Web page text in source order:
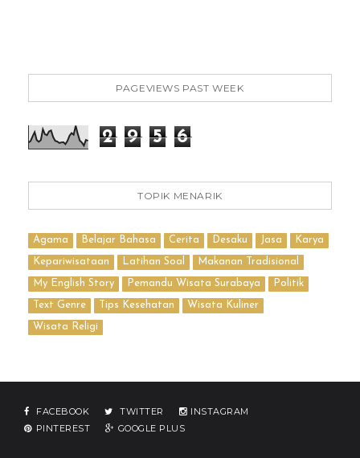
PAGEVIEWS PAST WEEK
2 9 5 6
TOPIK MENARIK
Agama Belajar Bahasa Cerita Desaku Jasa Karya
Kepariwisataan Latihan Soal Makanan Tradisional
My English Story Pemandu Wisata Surabaya Politik
Text Genre Tips Kesehatan Wisata Kuliner
Wisata Religi
FACEBOOK TWITTER
INSTAGRAM
PINTEREST
GOOGLE PLUS